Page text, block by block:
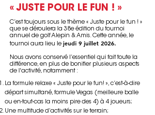
« JUSTE POUR LE FUN ! »
C’est toujours sous le thème « Juste pour le fun ! »
que se déroulera la 38e édition du tournoi
annuel de golf Alepin & Amis. Cette année, le
tournoi aura lieu le jeudi 9 juillet 2026.
Nous avons conservé l’essentiel qui fait toute la
différence, en plus de bonifier plusieurs aspects
de l'activité, notamment :
La formule relaxe « Juste pour le fun! », c’est-à-dire
départ simultané, formule Vegas (meilleure balle
ou en-tout-cas la moins pire des 4) à 4 joueurs;
Une multitude d’activités sur le terrain;